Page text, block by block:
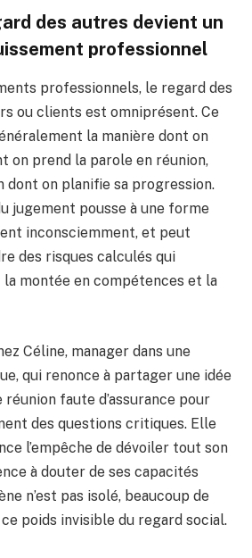
des autres devient un
professionnel
professionnels, le regard des
ou clients est omniprésent. Ce
la manière dont on
on prend la parole en réunion,
dont on planifie sa progression.
jugement pousse à une forme
inconsciemment, et peut
des risques calculés qui
montée en compétences et la
Céline, manager dans une
qui renonce à partager une idée
réunion faute d’assurance pour
des questions critiques. Elle
l’empêche de dévoiler tout son
à douter de ses capacités
n’est pas isolé, beaucoup de
poids invisible du regard social.